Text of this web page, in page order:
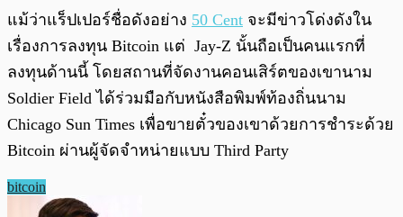
แม้ว่าแร็ปเปอร์ชื่อดังอย่าง 50 Cent จะมีข่าวโด่งดังใน
เรื่องการลงทุน Bitcoin แต่ Jay-Z นั้นถือเป็นคนแรกที่
ลงทุนด้านนี้ โดยสถานที่จัดงานคอนเสิร์ตของเขานาม
Soldier Field ได้ร่วมมือกับหนังสือพิมพ์ท้องถิ่นนาม
Chicago Sun Times เพื่อขายตั๋วของเขาด้วยการชำระด้วย
Bitcoin ผ่านผู้จัดจำหน่ายแบบ Third Party
bitcoin